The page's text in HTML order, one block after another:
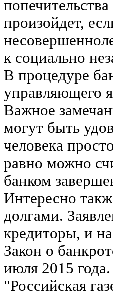
произойдет,
к социально
В процедуре
управляющего
Важное
могут быть
человека
равно можно
банком
Интересно
долгами.
кредиторы, и
Закон о
июля 2015 года.
"Российская